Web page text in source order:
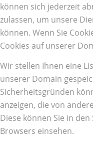
können sich jederzeit
zulassen, um unsere
können. Wenn Sie
Cookies auf unserer
Wir stellen Ihnen eine
unserer Domain
Sicherheitsgründen
anzeigen, die von
Diese können Sie in
Browsers einsehen.